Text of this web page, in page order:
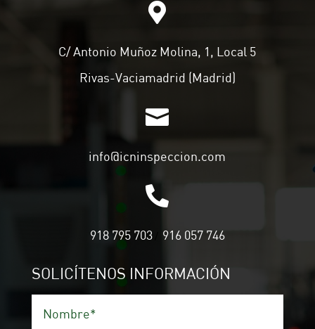

C/ Antonio Muñoz Molina, 1, Local 5
Rivas-Vaciamadrid (Madrid)

info@icninspeccion.com

918 795 703/ 916 057 746
SOLICÍTENOS INFORMACIÓN